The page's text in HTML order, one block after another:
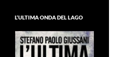
L’ULTIMA ONDA DEL LAGO